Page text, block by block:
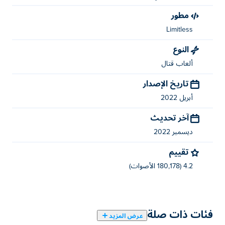
نقل - مفاتيح A/D
القفز - دبليو
القدرة - ج
اللاعب 2
نقل - مفاتيح الأسهم لليسار / لليمين
الهجوم - للأسفل
من أنشأ Apple Knight: القتال؟
مطور
Limitless
النوع
ألعاب قتال
تاريخ الإصدار
أبريل 2022
آخر تحديث
ديسمبر 2022
تقييم
4.2 (180,178 الأصوات)
فئات ذات صلة عرض المزيد